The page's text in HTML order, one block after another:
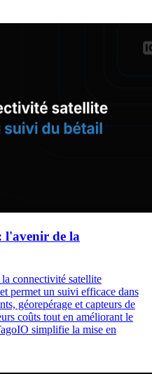
l'avenir de la
connectivité satellite
permet un suivi efficace dans
géorepérage et capteurs de
coûts tout en améliorant le
simplifie la mise en